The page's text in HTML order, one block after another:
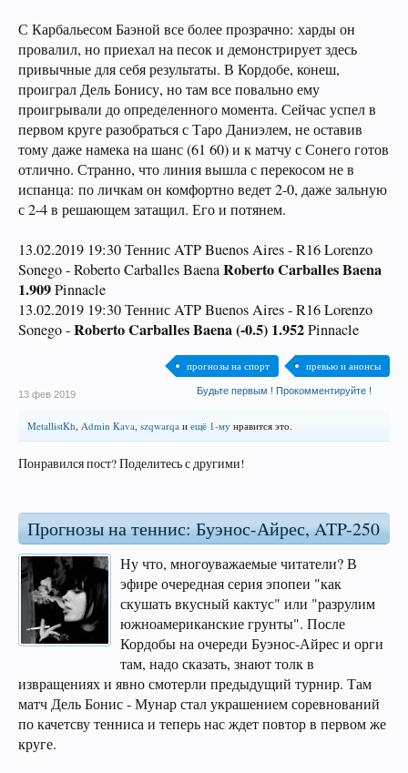
С Карбальесом Баэной все более прозрачно: харды он
провалил, но приехал на песок и демонстрирует здесь
привычные для себя результаты. В Кордобе, конеш,
проиграл Дель Бонису, но там все повально ему
проигрывали до определенного момента. Сейчас успел в
первом круге разобраться с Таро Даниэлем, не оставив
тому даже намека на шанс (61 60) и к матчу с Сонего готов
отлично. Странно, что линия вышла с перекосом не в
испанца: по личкам он комфортно ведет 2-0, даже зальную
с 2-4 в решающем затащил. Его и потянем.
13.02.2019 19:30 Теннис ATP Buenos Aires - R16 Lorenzo
Sonego - Roberto Carballes BaenaRoberto Carballes Baena
1.909Pinnacle
13.02.2019 19:30 Теннис ATP Buenos Aires - R16 Lorenzo
Sonego -Roberto Carballes Baena (-0.5) 1.952Pinnacle
прогнозы на спорт превью и анонсы
Будьте первым ! Прокомментируйте !
13 фев 2019
MetallistKh, Admin Kava, szqwarqa и ещё 1-му нравится это.
Понравился пост? Поделитесь с другими!
Прогнозы на теннис: Буэнос-Айрес, ATP-250
Ну что, многоуважаемые читатели? В
эфире очередная серия эпопеи "как
скушать вкусный кактус" или "разрулим
южноамериканские грунты". После
Кордобы на очереди Буэнос-Айрес и орги
там, надо сказать, знают толк в
извращениях и явно смотерли предыдущий турнир. Там
матч Дель Бонис - Мунар стал украшением соревнований
по качетсву тенниса и теперь нас ждет повтор в первом же
круге.